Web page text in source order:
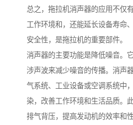
总之，拖拉机消声器的应用不仅
工作环境和，还能延长设备寿命
安全性，是拖拉机的重要部件。
消声器的主要功能是降低噪音。
涉声波来减少噪音的传播。消声
气系统、工业设备或空调系统中
染，改善工作环境和生活品质。
排气背压，提高发动机的效率和